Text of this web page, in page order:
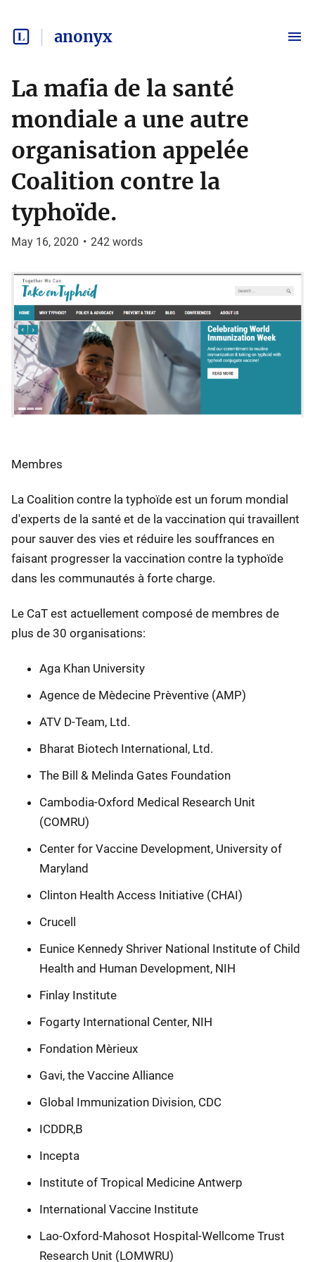
anonyx
La mafia de la santé
mondiale a une autre
organisation appelée
Coalition contre la
typhoïde.
May 16, 2020 • 242 words
Membres
La Coalition contre la typhoïde est un forum mondial
d'experts de la santé et de la vaccination qui travaillent
pour sauver des vies et réduire les souffrances en
faisant progresser la vaccination contre la typhoïde
dans les communautés à forte charge.
Le CaT est actuellement composé de membres de
plus de 30 organisations:
Aga Khan University
Agence de Mèdecine Prèventive (AMP)
ATV D-Team, Ltd.
Bharat Biotech International, Ltd.
The Bill & Melinda Gates Foundation
Cambodia-Oxford Medical Research Unit
(COMRU)
Center for Vaccine Development, University of
Maryland
Clinton Health Access Initiative (CHAI)
Crucell
Eunice Kennedy Shriver National Institute of Child
Health and Human Development, NIH
Finlay Institute
Fogarty International Center, NIH
Fondation Mèrieux
Gavi, the Vaccine Alliance
Global Immunization Division, CDC
ICDDR,B
Incepta
Institute of Tropical Medicine Antwerp
International Vaccine Institute
Lao-Oxford-Mahosot Hospital-Wellcome Trust
Research Unit (LOMWRU)